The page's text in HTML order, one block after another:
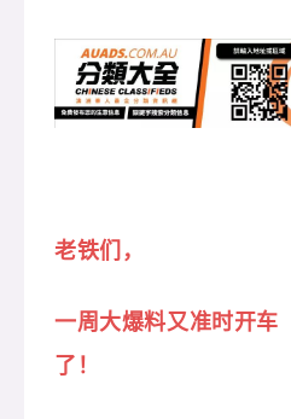
老铁们，
一周大爆料又准时开车
了！